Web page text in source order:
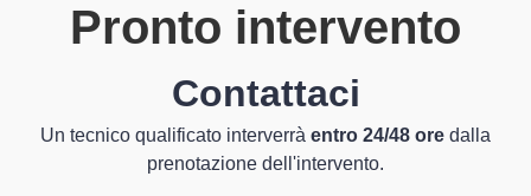
Pronto intervento
Contattaci
Un tecnico qualificato interverrà entro 24/48 ore dalla
prenotazione dell'intervento.